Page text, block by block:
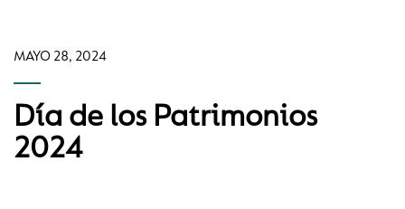
MAYO 28, 2024
Día de los Patrimonios
2024